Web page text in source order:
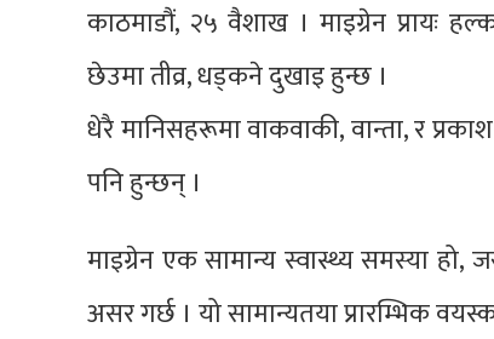
काठमाडौं, २५ वैशाख । माइग्रेन प्रायः
छेउमा तीव्र, धड्कने दुखाइ हुन्छ ।
धेरै मानिसहरूमा वाकवाकी, वान्ता, र
पनि हुन्छन् ।
माइग्रेन एक सामान्य स्वास्थ्य समस्या
असर गर्छ । यो सामान्यतया प्रारम्भिक